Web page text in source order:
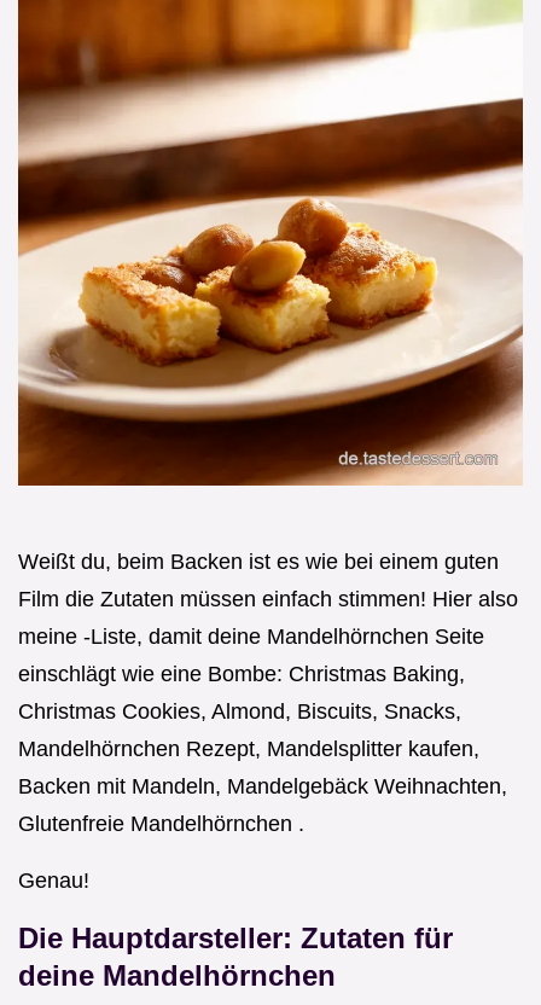
Weißt du, beim Backen ist es wie bei einem guten
Film die Zutaten müssen einfach stimmen! Hier also
meine -Liste, damit deine Mandelhörnchen Seite
einschlägt wie eine Bombe: Christmas Baking,
Christmas Cookies, Almond, Biscuits, Snacks,
Mandelhörnchen Rezept, Mandelsplitter kaufen,
Backen mit Mandeln, Mandelgebäck Weihnachten,
Glutenfreie Mandelhörnchen .
Genau!
Die Hauptdarsteller: Zutaten für
deine Mandelhörnchen